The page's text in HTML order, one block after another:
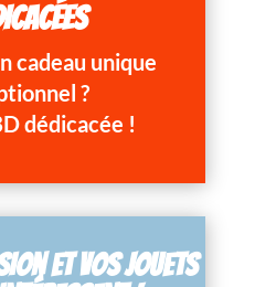
cadeau unique
?
dédicacée !
ET VOS JOUETS